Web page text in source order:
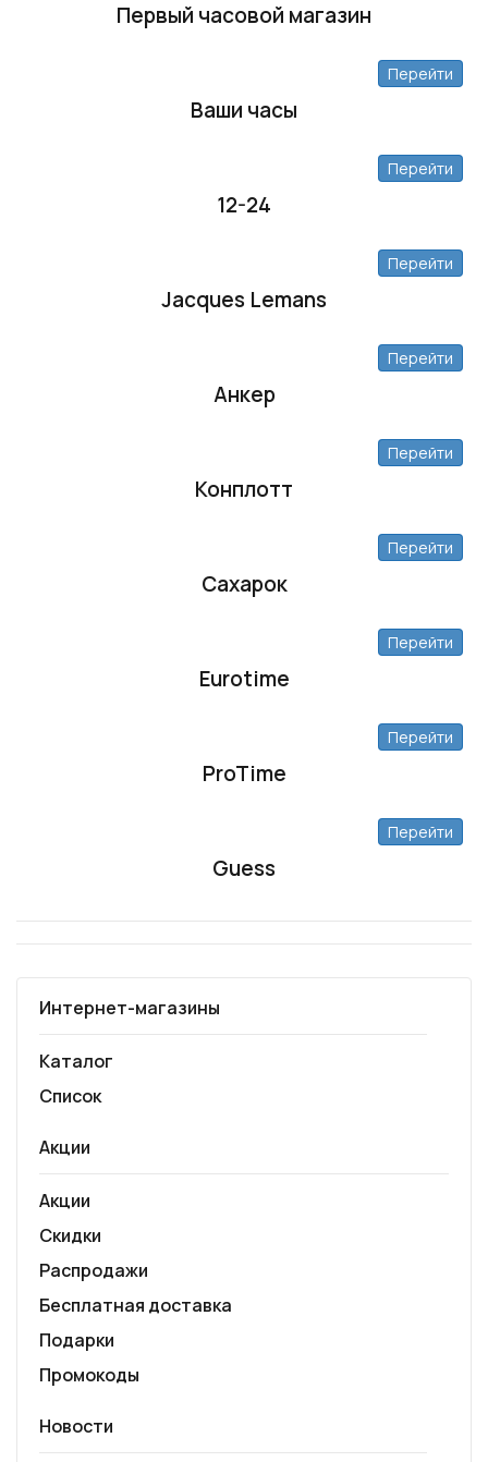
Первый часовой магазин
Ваши часы
Перейти
12-24
Перейти
Jacques Lemans
Перейти
Анкер
Перейти
Конплотт
Перейти
Сахарок
Перейти
Eurotime
Перейти
ProTime
Перейти
Guess
Перейти
Интернет-магазины
Каталог
Список
Акции
Акции
Скидки
Распродажи
Бесплатная доставка
Подарки
Промокоды
Новости